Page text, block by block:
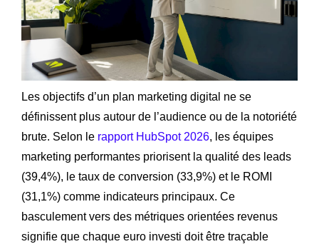
Les objectifs d’un plan marketing digital ne se
définissent plus autour de l’audience ou de la notoriété
brute. Selon le rapport HubSpot 2026, les équipes
marketing performantes priorisent la qualité des leads
(39,4%), le taux de conversion (33,9%) et le ROMI
(31,1%) comme indicateurs principaux. Ce
basculement vers des métriques orientées revenus
signifie que chaque euro investi doit être traçable